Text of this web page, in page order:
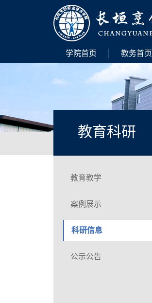
学院首页 教务首页
教育科研
教育教学
案例展示
科研信息
公示公告